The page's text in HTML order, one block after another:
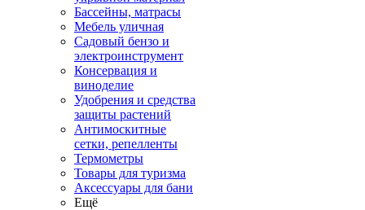
Бассейны, матрасы
Мебель уличная
Садовый бензо и
электроинструмент
Консервация и
виноделие
Удобрения и средства
защиты растений
Антимоскитные
сетки, репелленты
Термометры
Товары для туризма
Аксессуары для бани
Ещё